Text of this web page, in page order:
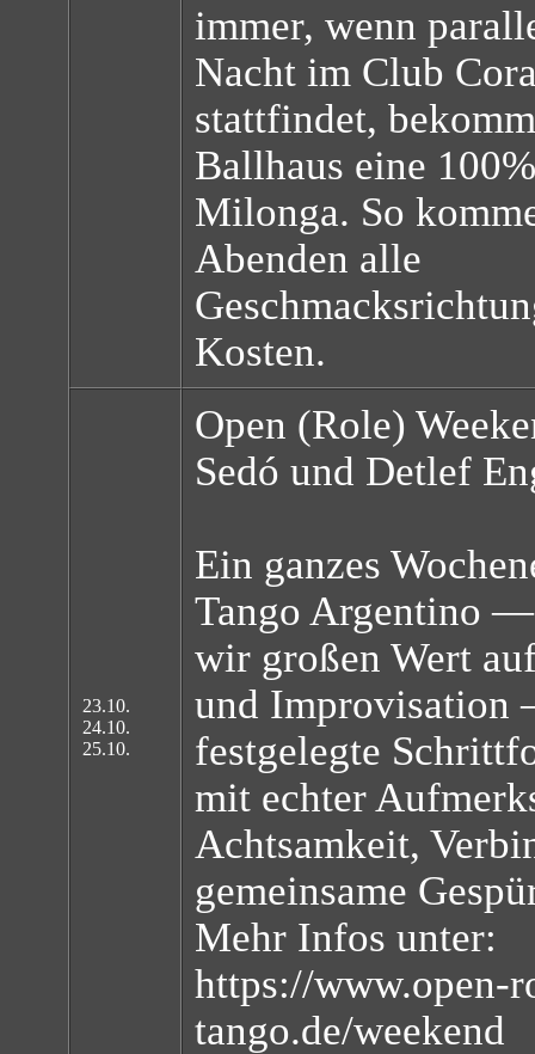
immer, wenn
Nacht im Club
stattfindet,
Ballhaus eine
Milonga. So
Abenden alle
Kosten.
23.10.
24.10.
25.10.
Open (Role)
Sedó und Detlef
Ein ganzes
Tango Argentino
wir großen Wert
und Improvisation
festgelegte
mit echter
Achtsamkeit,
gemeinsame
Mehr Infos unter:
https://www.open-
tango.de/weekend